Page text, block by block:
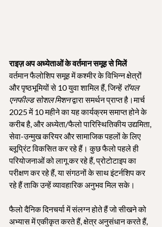
राइज़ अप अध्येताओं के वर्तमान समूह से मिलें
वर्तमान फैलोशिप समूह में कश्मीर के विभिन्न क्षेत्रों
और पृष्ठभूमियों से 10 युवा शामिल हैं, जिन्हें रॉयल
एनफील्ड सोशल मिशन द्वारा समर्थन प्राप्त है।मार्च
2025 में 10 महीने का यह कार्यक्रम समाप्त होने के
करीब है, और अध्येता/फैलो पारिस्थितिकीय उद्यमिता,
सेवा-उन्मुख करियर और सामाजिक पहलों के लिए
ब्लूप्रिंट विकसित कर रहे हैं। कुछ फैलो पहले ही
परियोजनाओं को लागू कर रहे हैं, प्रोटोटाइप का
परीक्षण कर रहे हैं, या संगठनों के साथ इंटर्नशिप कर
रहे हैं ताकि उन्हें व्यावहारिक अनुभव मिल सके।
फैलो दैनिक दिनचर्या में संलग्न होते हैं जो सीखने को
अभ्यास में एकीकृत करते हैं, क्षेत्र अनुसंधान करते हैं,